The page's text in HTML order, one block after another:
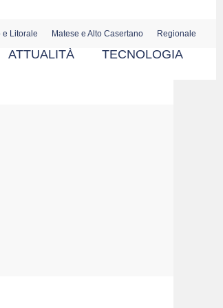
e Litorale Matese e Alto Casertano Regionale
ATTUALITÀ TECNOLOGIA